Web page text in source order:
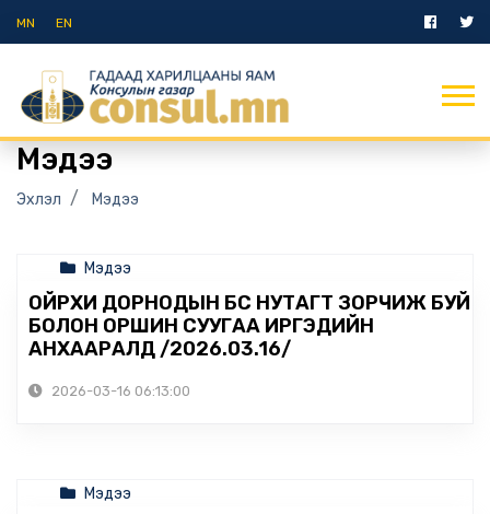
MN EN
Мэдээ
Эхлэл Мэдээ
Мэдээ
ОЙРХИ ДОРНОДЫН БҮС НУТАГТ ЗОРЧИЖ БУЙ
БОЛОН ОРШИН СУУГАА ИРГЭДИЙН
АНХААРАЛД /2026.03.16/
2026-03-16 06:13:00
Мэдээ